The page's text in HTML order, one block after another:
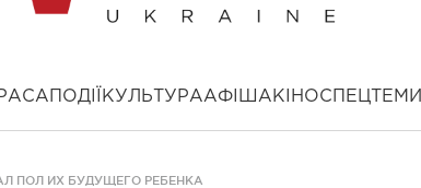
ПОДІЇ КУЛЬТУРААФІША КІНОСПЕЦТЕМИ
ПОЛ ИХ БУДУЩЕГО РЕБЕНКА